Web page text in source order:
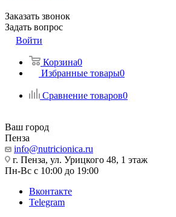
Заказать звонок
Задать вопрос
Войти
Корзина0
Избранные товары0
Сравнение товаров0
Ваш город
Пенза
info@nutricionica.ru
г. Пенза, ул. Урицкого 48, 1 этаж
Пн-Вс с 10:00 до 19:00
Вконтакте
Telegram